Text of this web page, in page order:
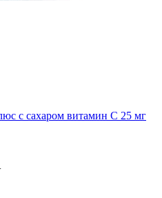
с сахаром витамин С 25 мг